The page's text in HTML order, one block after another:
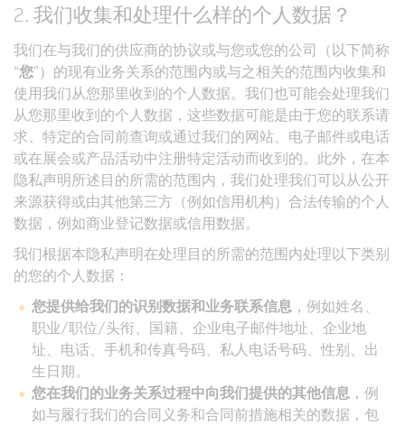
2. 我们收集和处理什么样的个人数据？
我们在与我们的供应商的协议或与您或您的公司（以下简称
“您”）的现有业务关系的范围内或与之相关的范围内收集和
使用我们从您那里收到的个人数据。我们也可能会处理我们
从您那里收到的个人数据，这些数据可能是由于您的联系请
求、特定的合同前查询或通过我们的网站、电子邮件或电话
或在展会或产品活动中注册特定活动而收到的。此外，在本
隐私声明所述目的所需的范围内，我们处理我们可以从公开
来源获得或由其他第三方（例如信用机构）合法传输的个人
数据，例如商业登记数据或信用数据。
我们根据本隐私声明在处理目的所需的范围内处理以下类别
的您的个人数据：
您提供给我们的识别数据和业务联系信息 ，例如姓名、
职业/职位/头衔、国籍、企业电子邮件地址、企业地
址、电话、手机和传真号码、私人电话号码、性别、出
生日期。
您在我们的业务关系过程中向我们提供的其他信息 ，例
如与履行我们的合同义务和合同前措施相关的数据，包